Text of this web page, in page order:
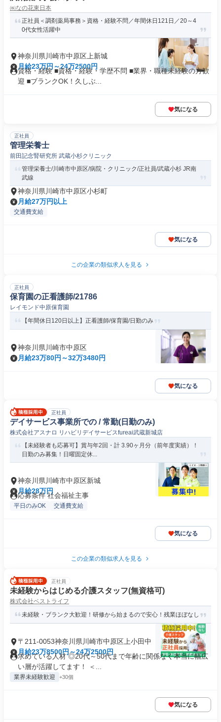
㈱なの花東日本
正社員＜調剤薬局事務＞資格・経験不問／年間休日121日／20～4
0代女性活躍中
神奈川県川崎市中原区上新城
月給23万円～24万2500円
資格・経験 ■資格・経験・学歴不問 ■業界・職種未経験の方歓
迎 ■ブランクOK！久しぶ...
気になる
正社員
管理栄養士
前田記念腎研究所 武蔵小杉クリニック
管理栄養士/川崎市中原区/病院・クリニック/正社員/武蔵小杉 JR南
武線
神奈川県川崎市中原区小杉町
月給27万円以上
交通費支給
気になる
この企業の類似求人を見る
正社員
保育園の正看護師/21786
レイモンド中原保育園
【年間休日120日以上】正看護師/保育園/日勤のみ
神奈川県川崎市中原区
月給23万80円～32万3480円
気になる
正社員
デイサービス事業所での / 常勤(日勤のみ)
株式会社アスナロ リハビリデイサービスfureai武蔵新城店
【未経験者も応募可】賞与年2回・計 3.90ヶ月分（前年度実績）！
日勤のみ募集！日曜固定休...
神奈川県川崎市中原区新城
月給28万円
応募条件 社会福祉主事
平日のみOK 交通費支給
気になる
この企業の類似求人を見る
正社員
未経験からはじめる介護スタッフ(無資格可)
株式会社ベストライフ
未経験・ブランク大歓迎！研修から始まるので安心！残業ほぼなし
〒211-0053神奈川県川崎市中原区上小田中
月給23万8500円～24万2500円
求めている人材 ◎20代～50代まで年齢に関係なく本当に幅広
い層が活躍してます！ ＜...
業界未経験歓迎 +30個
気になる